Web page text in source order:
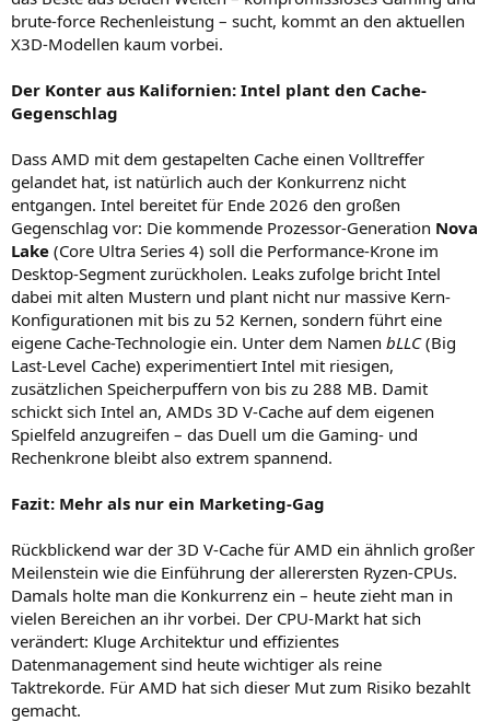
brute-force Rechenleistung – sucht, kommt an den aktuellen
X3D-Modellen kaum vorbei.
Der Konter aus Kalifornien: Intel plant den Cache-
Gegenschlag
Dass AMD mit dem gestapelten Cache einen Volltreffer
gelandet hat, ist natürlich auch der Konkurrenz nicht
entgangen. Intel bereitet für Ende 2026 den großen
Gegenschlag vor: Die kommende Prozessor-Generation Nova
Lake (Core Ultra Series 4) soll die Performance-Krone im
Desktop-Segment zurückholen. Leaks zufolge bricht Intel
dabei mit alten Mustern und plant nicht nur massive Kern-
Konfigurationen mit bis zu 52 Kernen, sondern führt eine
eigene Cache-Technologie ein. Unter dem Namen bLLC(Big
Last-Level Cache) experimentiert Intel mit riesigen,
zusätzlichen Speicherpuffern von bis zu 288 MB. Damit
schickt sich Intel an, AMDs 3D V-Cache auf dem eigenen
Spielfeld anzugreifen – das Duell um die Gaming- und
Rechenkrone bleibt also extrem spannend.
Fazit: Mehr als nur ein Marketing-Gag
Rückblickend war der 3D V-Cache für AMD ein ähnlich großer
Meilenstein wie die Einführung der allerersten Ryzen-CPUs.
Damals holte man die Konkurrenz ein – heute zieht man in
vielen Bereichen an ihr vorbei. Der CPU-Markt hat sich
verändert: Kluge Architektur und effizientes
Datenmanagement sind heute wichtiger als reine
Taktrekorde. Für AMD hat sich dieser Mut zum Risiko bezahlt
gemacht.